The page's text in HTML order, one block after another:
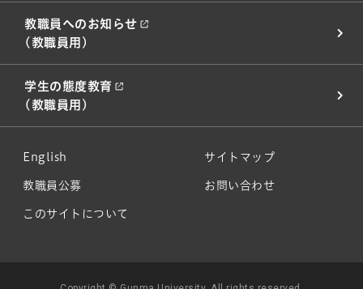
教職員へのお知らせ
(教職員用)
学生の態度教育
(教職員用)
English サイトマップ
教職員公募 お問い合わせ
このサイトについて